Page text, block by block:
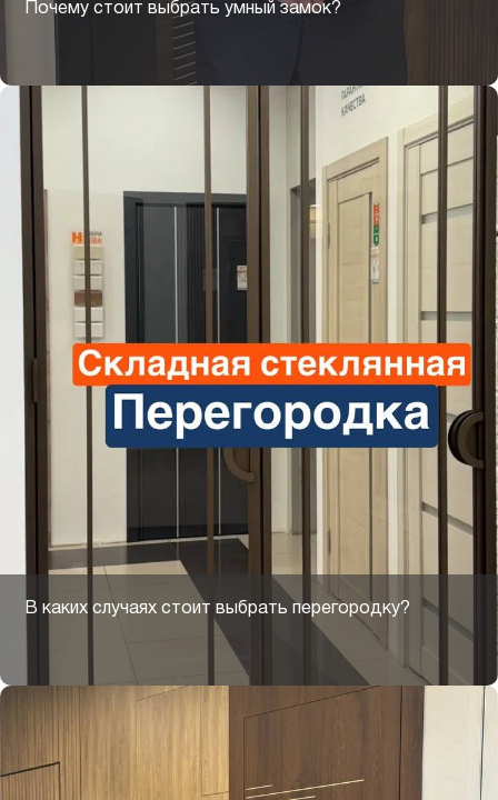
Почему стоит выбрать умный замок?
В каких случаях стоит выбрать перегородку?